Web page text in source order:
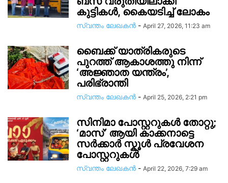
കുട്ടികൾ, കൈയടിച്ച് ലോകം
സ്വന്തം ലേഖകന്‍ - April 27, 2026, 11:23 am
ബൈക്ക് യാത്രികരുടെ
പുറത്ത് ആകാശത്തു നിന്ന്
‘അജ്ഞാത യന്ത്രം’,
പരിഭ്രാന്തി
സ്വന്തം ലേഖകന്‍ - April 25, 2026, 2:21 pm
സിനിമാ പോസ്റ്ററുകൾ തോറ്റു;
‘മാസ്’ ആയി കാക്കനാട്ടെ
സ‍ർക്കാര്‍ സ്കൂൾ പ്രവേശന
പോസ്റ്ററുകൾ
സ്വന്തം ലേഖകന്‍ - April 22, 2026, 7:29 am